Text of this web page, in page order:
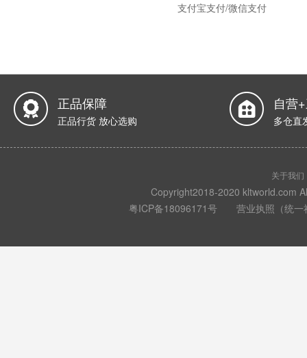
支付宝支付/微信支付
正品保障
正品行货 放心选购
自营
多仓直
关于我们
Copyright2018-2020 kltworld.com
粤ICP备18096171号 营业执照（统一